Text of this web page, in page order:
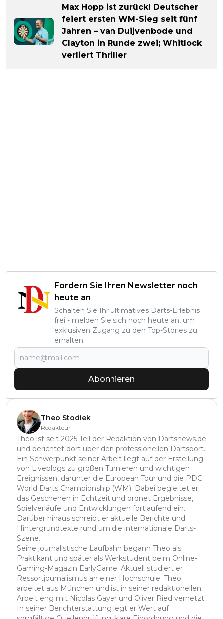
Max Hopp ist zurück! Deutscher
feiert ersten WM-Sieg seit fünf
Jahren – van Duijvenbode und
Clayton in Runde zwei; Whitlock
verliert Thriller
Fordern Sie Ihren Newsletter noch
heute an
Schalten Sie Ihr ultimatives Darts-Erlebnis
frei - melden Sie sich noch heute an, um
exklusiven Zugang zu den Top-Stories zu
erhalten.
Abonnieren
Theo Stodiek
Redakteur
Theo ist seit 2025 Teil der Redaktion von Dartsnews.de
und berichtet dort über den professionellen Dartsport.
Ein Schwerpunkt seiner Arbeit liegt auf der Erstellung
von Liveblogs zu großen Turnieren und wichtigen
Ereignissen, darunter die European Tour und die PDC
World Darts Championship (WM). Dabei begleitet er
das Geschehen in Echtzeit und ordnet Ergebnisse,
Spielverläufe und Entwicklungen fortlaufend ein.
Darüber hinaus schreibt er aktuelle Berichte und
Hintergrundtexte rund um die internationale Darts-
Szene.
Seine journalistische Laufbahn begann Theo als
Praktikant und später als Werkstudent beim Online-
Gaming-Magazin EarlyGame. Aktuell studiert er
Ressortjournalismus an einer Hochschule. Theo
arbeitet aus München und ist in seiner redaktionellen
Arbeit eng mit Nicolas Gayer und Oliver Ried vernetzt.
In seiner Berichterstattung legt er Wert auf